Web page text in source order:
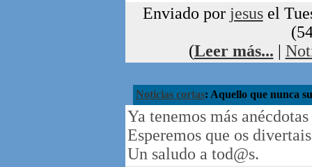
Enviado por jesusel
(Leer más... |
Noticias cortas: Aquello que nunca
Ya tenemos más
Esperemos que os
Un saludo a tod@s.